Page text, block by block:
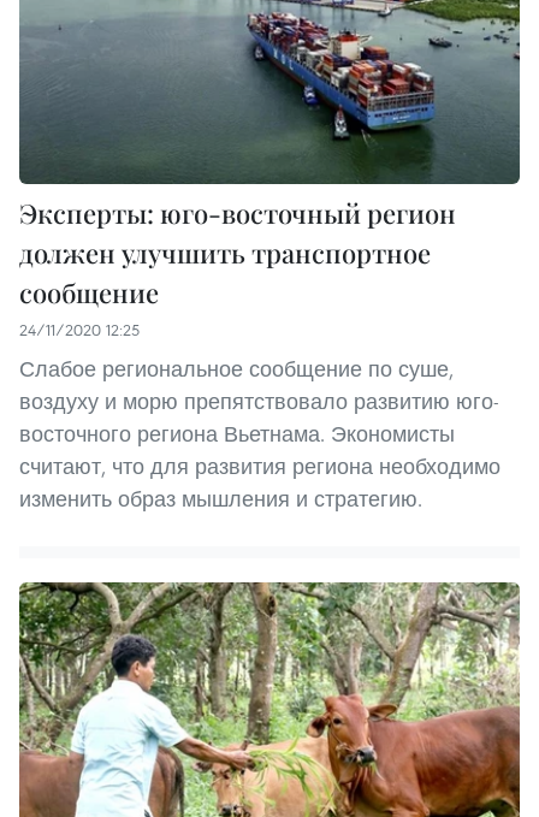
Эксперты: юго-восточный регион
должен улучшить транспортное
сообщение
24/11/2020 12:25
Слабое региональное сообщение по суше,
воздуху и морю препятствовало развитию юго-
восточного региона Вьетнама. Экономисты
считают, что для развития региона необходимо
изменить образ мышления и стратегию.